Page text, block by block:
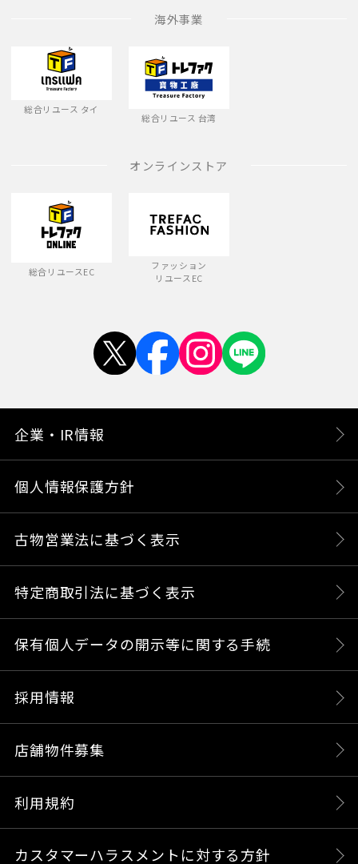
海外事業
総合リユース タイ
総合リユース 台湾
オンラインストア
総合リユースEC
ファッション
リユースEC
企業・IR情報
個人情報保護方針
古物営業法に基づく表示
特定商取引法に基づく表示
保有個人データの開示等に関する手続
採用情報
店舗物件募集
利用規約
カスタマーハラスメントに対する方針